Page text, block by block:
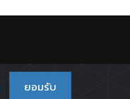
ยอมรับ